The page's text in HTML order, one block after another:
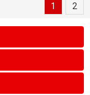
1 2